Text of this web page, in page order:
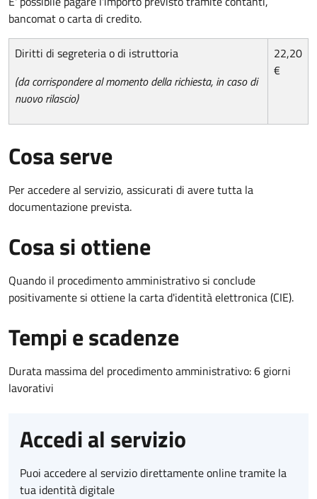
bancomat o carta di credito.
Diritti di segreteria o di istruttoria
(da corrispondere al momento della richiesta, in caso di
nuovo rilascio)
22,20
€
Cosa serve
Per accedere al servizio, assicurati di avere tutta la
documentazione prevista.
Cosa si ottiene
Quando il procedimento amministrativo si conclude
positivamente si ottiene la carta d'identità elettronica (CIE).
Tempi e scadenze
Durata massima del procedimento amministrativo: 6 giorni
lavorativi
Accedi al servizio
Puoi accedere al servizio direttamente online tramite la
tua identità digitale